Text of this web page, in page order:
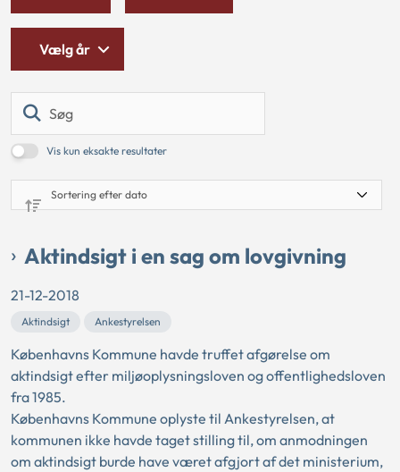
Vis kun eksakte resultater
Vælg år
Aktindsigt i en sag om lovgivning
21-12-2018
Aktindsigt Ankestyrelsen
Københavns Kommune havde truffet afgørelse om
aktindsigt efter miljøoplysningsloven og offentlighedsloven
fra 1985.
Københavns Kommune oplyste til Ankestyrelsen, at
kommunen ikke havde taget stilling til, om anmodningen
om aktindsigt burde have været afgjort af det ministerium,